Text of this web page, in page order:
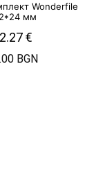
Wonderfile
мм
€
BGN